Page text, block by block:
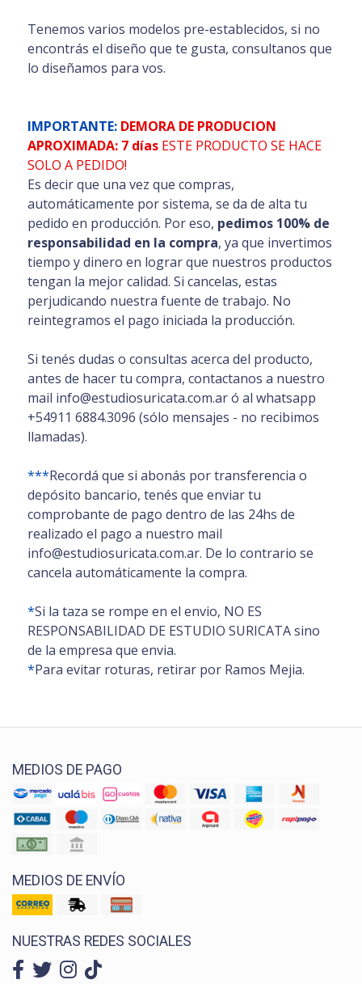
Tenemos varios modelos pre-establecidos, si no
encontrás el diseño que te gusta, consultanos que
lo diseñamos para vos.
IMPORTANTE: DEMORA DE PRODUCION
APROXIMADA: 7 días ESTE PRODUCTO SE HACE
SOLO A PEDIDO!
Es decir que una vez que compras,
automáticamente por sistema, se da de alta tu
pedido en producción. Por eso, pedimos 100% de
responsabilidad en la compra, ya que invertimos
tiempo y dinero en lograr que nuestros productos
tengan la mejor calidad. Si cancelas, estas
perjudicando nuestra fuente de trabajo. No
reintegramos el pago iniciada la producción.
Si tenés dudas o consultas acerca del producto,
antes de hacer tu compra, contactanos a nuestro
mail info@estudiosuricata.com.ar ó al whatsapp
+54911 6884.3096 (sólo mensajes - no recibimos
llamadas).
***Recordá que si abonás por transferencia o
depósito bancario, tenés que enviar tu
comprobante de pago dentro de las 24hs de
realizado el pago a nuestro mail
info@estudiosuricata.com.ar. De lo contrario se
cancela automáticamente la compra.
*Si la taza se rompe en el envio, NO ES
RESPONSABILIDAD DE ESTUDIO SURICATA sino
de la empresa que envia.
*Para evitar roturas, retirar por Ramos Mejia.
MEDIOS DE PAGO
MEDIOS DE ENVÍO
NUESTRAS REDES SOCIALES